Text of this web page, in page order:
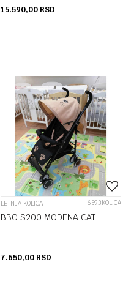
15.590,00 RSD
LETNJA KOLICA 6593KOLICA
BBO S200 MODENA CAT
7.650,00 RSD